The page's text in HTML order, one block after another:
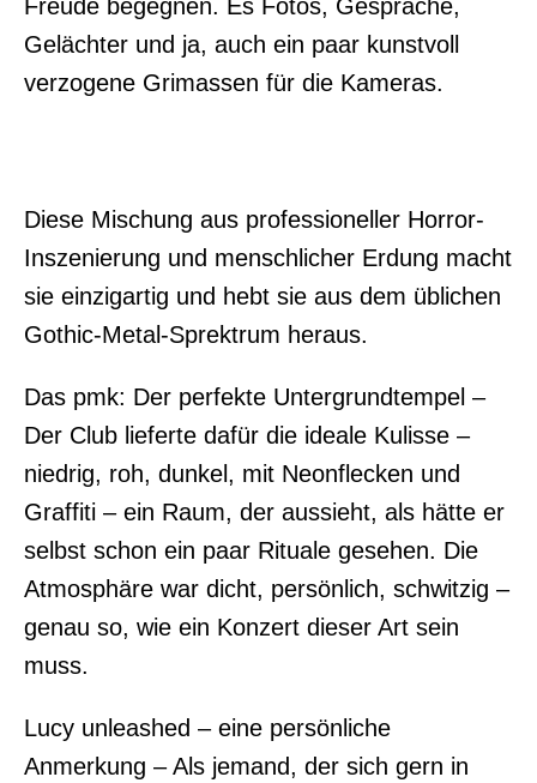
Freude begegnen. Es Fotos, Gespräche,
Gelächter und ja, auch ein paar kunstvoll
verzogene Grimassen für die Kameras.
Diese Mischung aus professioneller Horror-
Inszenierung und menschlicher Erdung macht
sie einzigartig und hebt sie aus dem üblichen
Gothic-Metal-Sprektrum heraus.
Das pmk: Der perfekte Untergrundtempel –
Der Club lieferte dafür die ideale Kulisse –
niedrig, roh, dunkel, mit Neonflecken und
Graffiti – ein Raum, der aussieht, als hätte er
selbst schon ein paar Rituale gesehen. Die
Atmosphäre war dicht, persönlich, schwitzig –
genau so, wie ein Konzert dieser Art sein
muss.
Lucy unleashed – eine persönliche
Anmerkung – Als jemand, der sich gern in